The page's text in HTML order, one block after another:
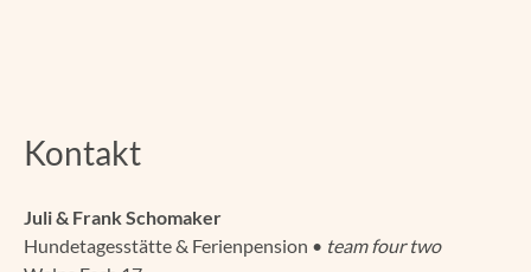
Kontakt
Juli & Frank Schomaker
Hundetagesstätte & Ferienpension • team four two